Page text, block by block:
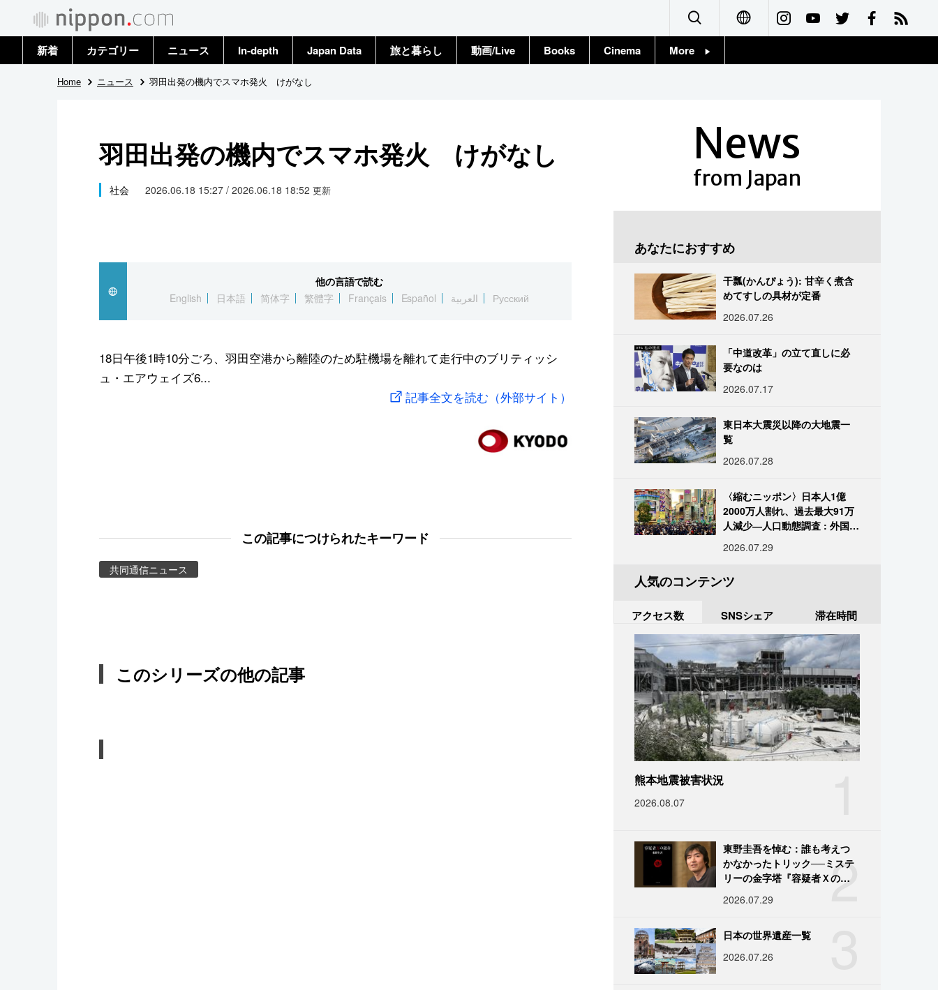
Français
新着 カテゴリー
政治・外交
国際
科学・技術
暮らし
ニュース
トップ
In-depth Japan Data 旅と暮らし 動画/Live Books Cinema More
Home ニュース 羽田出発の機内でスマホ発火 けがなし
羽田出発の機内でスマホ発火 けがなし
社会 2026.06.18 15:27 / 2026.06.18 18:52 更新
他の言語で読む
English
日本語 简体字 繁體字 Français Español العربية Русский
18日午後1時10分ごろ、羽田空港から離陸のため駐機場を離れて走行中のブリティッシ
ュ・エアウェイズ6...
記事全文を読む（外部サイト）
この記事につけられたキーワード
共同通信ニュース
このシリーズの他の記事
News
from Japan
あなたにおすすめ
干瓢(かんぴょう): 甘辛く煮含
めてすしの具材が定番
2026.07.26
「中道改革」の立て直しに必
要なのは
2026.07.17
東日本大震災以降の大地震一
覧
2026.07.28
〈縮むニッポン〉日本人1億
2000万人割れ、過去最大91万
人減少―人口動態調査 : 外国人
2026.07.29
人気のコンテンツ
アクセス数 SNSシェア 滞在時間
熊本地震被害状況
2026.08.07
2
東野圭吾を悼む：誰も考えつ
かなかったトリック──ミステ
リーの金字塔『容疑者Ｘの献
2026.07.29
日本の世界遺産一覧
2026.07.26